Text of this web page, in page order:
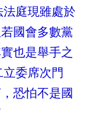
庭現雖處於
國會多數黨
也是舉手之
委席次門
恐怕不是國